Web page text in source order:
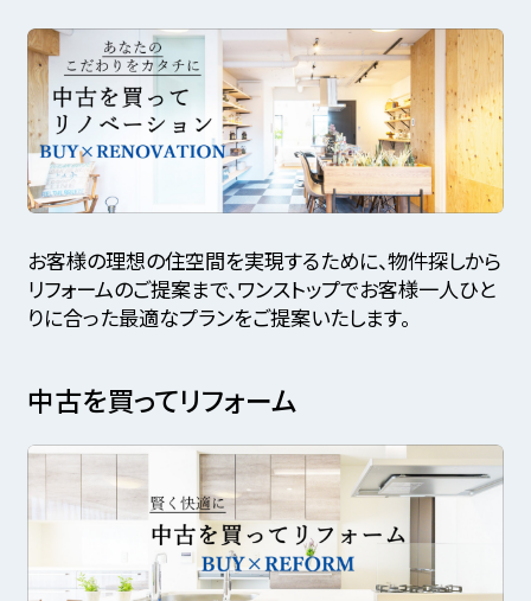
お客様の理想の住空間を実現するために、物件探しから
リフォームのご提案まで、ワンストップでお客様一人ひと
りに合った最適なプランをご提案いたします。
中古を買ってリフォーム